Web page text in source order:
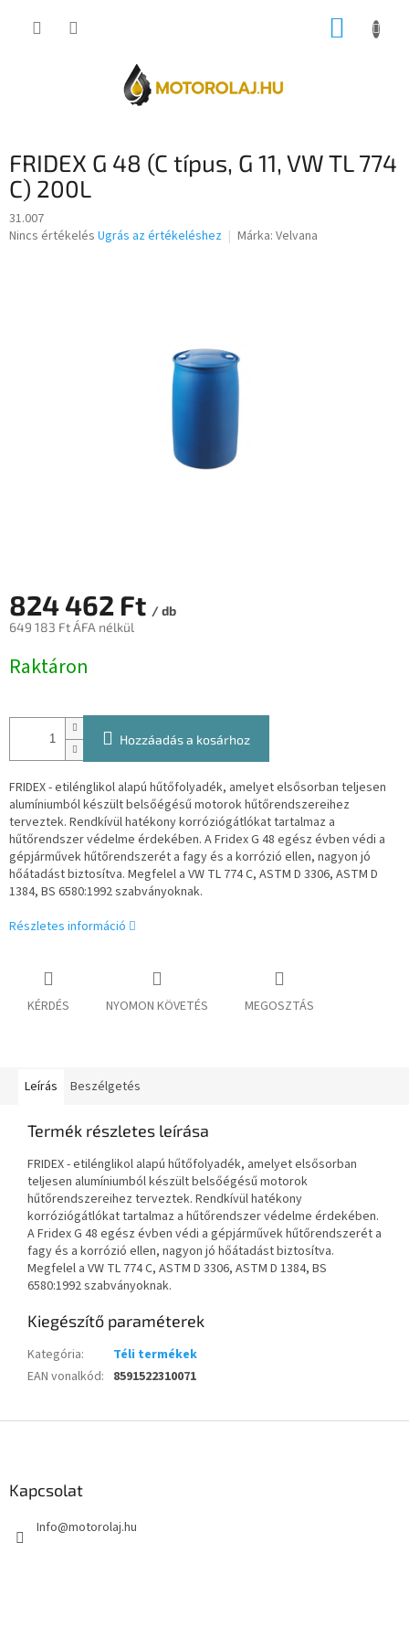
KOSÁR
FRIDEX G 48 (C típus, G 11, VW TL 774
C) 200L
31.007
A
Nincs értékelés Ugrás az értékeléshez Márka: Velvana
824 462 Ft / db
649 183 Ft ÁFA nélkül
Raktáron
Hozzáadás a kosárhoz
FRIDEX - etilénglikol alapú hűtőfolyadék, amelyet elsősorban teljesen
alumíniumból készült belsőégésű motorok hűtőrendszereihez
terveztek. Rendkívül hatékony korróziógátlókat tartalmaz a
hűtőrendszer védelme érdekében. A Fridex G 48 egész évben védi a
gépjárművek hűtőrendszerét a fagy és a korrózió ellen, nagyon jó
hőátadást biztosítva. Megfelel a VW TL 774 C, ASTM D 3306, ASTM D
1384, BS 6580:1992 szabványoknak.
Részletes információ
KÉRDÉS NYOMON KÖVETÉS MEGOSZTÁS
Leírás Beszélgetés
Termék részletes leírása
FRIDEX - etilénglikol alapú hűtőfolyadék, amelyet elsősorban
teljesen alumíniumból készült belsőégésű motorok
hűtőrendszereihez terveztek. Rendkívül hatékony
korróziógátlókat tartalmaz a hűtőrendszer védelme érdekében.
A Fridex G 48 egész évben védi a gépjárművek hűtőrendszerét a
fagy és a korrózió ellen, nagyon jó hőátadást biztosítva.
Megfelel a VW TL 774 C, ASTM D 3306, ASTM D 1384, BS
6580:1992 szabványoknak.
Kiegészítő paraméterek
Kategória:
Téli termékek
EAN vonalkód: 8591522310071
Kapcsolat
Info@motorolaj.hu